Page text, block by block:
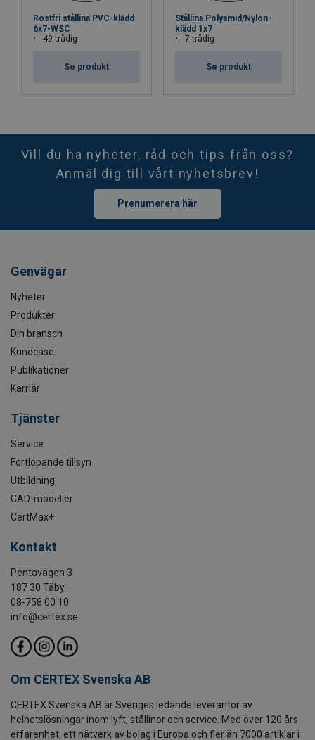
Rostfri stållina PVC-klädd
6x7-WSC
49-trådig
Se produkt
Stållina Polyamid/Nylon-
klädd 1x7
7-trådig
Se produkt
Vill du ha nyheter, råd och tips från oss?
Anmäl dig till vårt nyhetsbrev!
Prenumerera här
Genvägar
Nyheter
Produkter
Din bransch
Kundcase
Publikationer
Karriär
Tjänster
Service
Fortlöpande tillsyn
Utbildning
CAD-modeller
CertMax+
Kontakt
Pentavägen 3
187 30 Täby
08-758 00 10
info@certex.se
Om CERTEX Svenska AB
CERTEX Svenska AB är Sveriges ledande leverantör av
helhetslösningar inom lyft, stållinor och service. Med över 120 års
erfarenhet, ett nätverk av bolag i Europa och fler än 7000 artiklar i